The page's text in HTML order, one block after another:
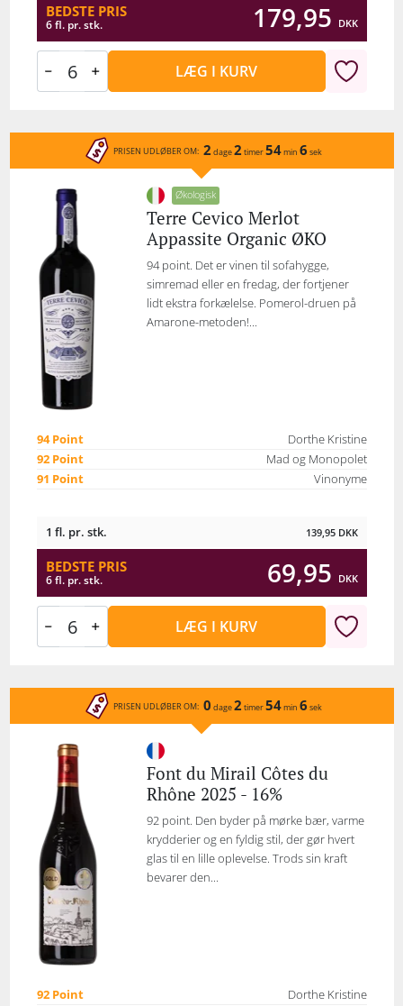
BEDSTE PRIS
6 fl. pr. stk. 179,95 DKK
LÆG I KURV
PRISEN UDLØBER OM: 2 dage2 timer54min 6 sek
Økologisk
Terre Cevico Merlot
Appassite Organic ØKO
94 point. Det er vinen til sofahygge,
simremad eller en fredag, der fortjener
lidt ekstra forkælelse. Pomerol-druen på
Amarone-metoden!...
94 Point
Dorthe Kristine
92 Point
Mad og Monopolet
91 Point
Vinonyme
1 fl. pr. stk. 139,95 DKK
BEDSTE PRIS
6 fl. pr. stk. 69,95 DKK
LÆG I KURV
PRISEN UDLØBER OM: 0 dage2 timer54min 6 sek
Font du Mirail Côtes du
Rhône 2025 - 16%
92 point. Den byder på mørke bær, varme
krydderier og en fyldig stil, der gør hvert
glas til en lille oplevelse. Trods sin kraft
bevarer den...
92 Point
Dorthe Kristine